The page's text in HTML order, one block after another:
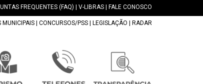
FREQUENTES (FAQ) V-LIBRAS FALE CONOSCO
MUNICIPAIS CONCURSOS/PSS LEGISLAÇÃO RADAR